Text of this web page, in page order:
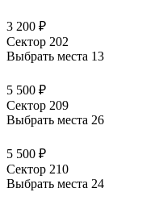
3 200 ₽
Сектор 202
Выбрать места 13
5 500 ₽
Сектор 209
Выбрать места 26
5 500 ₽
Сектор 210
Выбрать места 24